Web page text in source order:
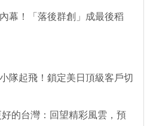
幕！「落後群創」成最後稻
隊起飛！鎖定美日頂級客戶切
的台灣：回望精彩風雲，預